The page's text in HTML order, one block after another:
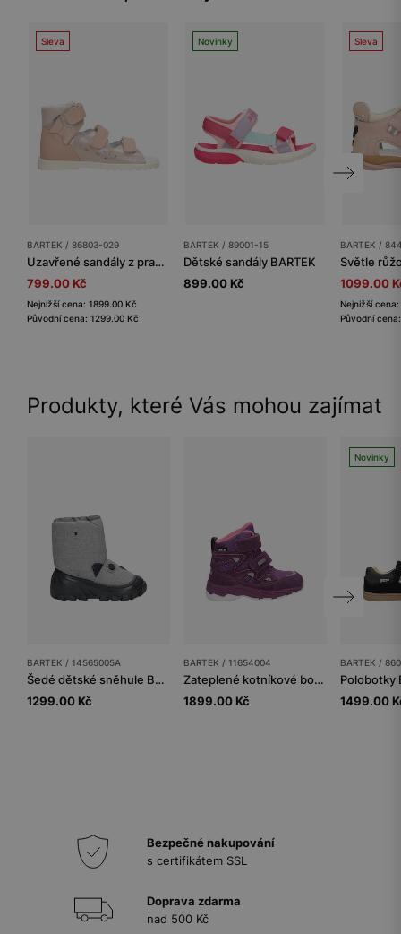
Sleva
BARTEK / 86803-029
Uzavřené sandály z pravé kůže pro dívky BARTEK 86803-029
799.00 Kč
Nejnižší cena: 1899.00 Kč
Původní cena: 1299.00 Kč
Novinky
BARTEK / 89001-15
Dětské sandály BARTEK
899.00 Kč
Sleva
BARTEK /
1099.00
Nejnižší
Původní
Produkty, které Vás mohou zajímat
BARTEK / 14565005A
Šedé dětské sněhule BARTEK 14565005A
1299.00 Kč
BARTEK / 11654004
Zateplené kotníkové boty BARTEK 11654004, pro dívky, fialové
1899.00 Kč
Novinky
BARTEK /
1499.00
Bezpečné nakupování
s certifikátem SSL
Doprava zdarma
nad 500 Kč